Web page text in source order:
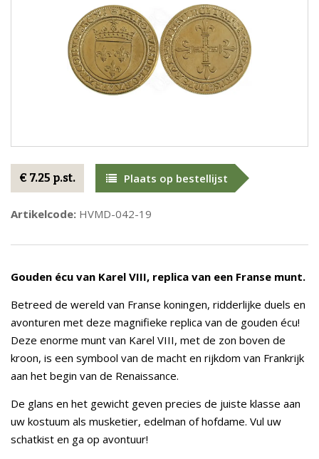
€ 7.25 p.st. Plaats op bestellijst
Artikelcode: HVMD-042-19
Gouden écu van Karel VIII, replica van een Franse munt.
Betreed de wereld van Franse koningen, ridderlijke duels en
avonturen met deze magnifieke replica van de gouden écu!
Deze enorme munt van Karel VIII, met de zon boven de
kroon, is een symbool van de macht en rijkdom van Frankrijk
aan het begin van de Renaissance.
De glans en het gewicht geven precies de juiste klasse aan
uw kostuum als musketier, edelman of hofdame. Vul uw
schatkist en ga op avontuur!